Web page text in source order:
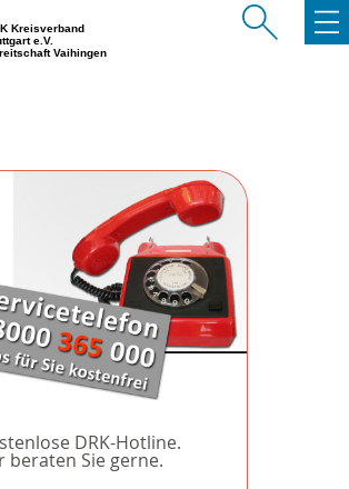
Kreisverband
e.V.
Vaihingen
DRK-Hotline.
beraten Sie gerne.